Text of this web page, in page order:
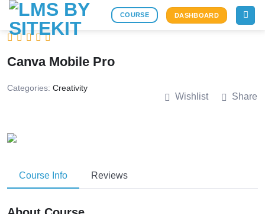
Skip
content
COURSE DASHBOARD
Canva Mobile Pro
Categories: Creativity
Wishlist Share
Course Info Reviews